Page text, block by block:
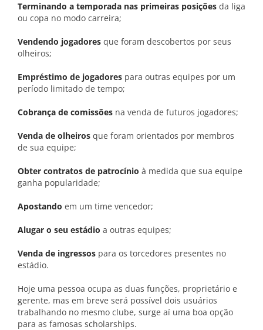
Terminando a temporada nas primeiras posições da liga
ou copa no modo carreira;
Vendendo jogadores que foram descobertos por seus
olheiros;
Empréstimo de jogadores para outras equipes por um
período limitado de tempo;
Cobrança de comissões na venda de futuros jogadores;
Venda de olheiros que foram orientados por membros
de sua equipe;
Obter contratos de patrocínio à medida que sua equipe
ganha popularidade;
Apostando em um time vencedor;
Alugar o seu estádio a outras equipes;
Venda de ingressos para os torcedores presentes no
estádio.
Hoje uma pessoa ocupa as duas funções, proprietário e
gerente, mas em breve será possível dois usuários
trabalhando no mesmo clube, surge aí uma boa opção
para as famosas scholarships.